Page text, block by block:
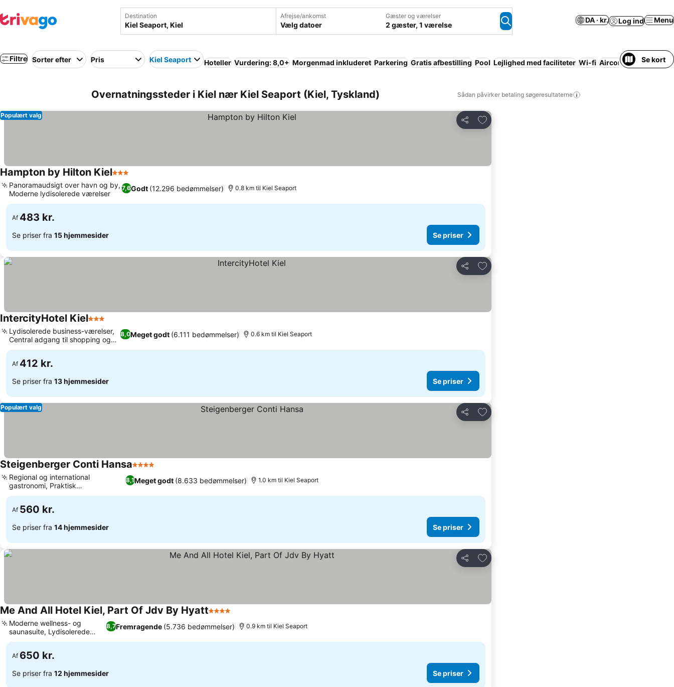
Destination Afrejse/ankomst
Vælg datoer
Gæster og værelser
2 gæster, 1 værelse
DA · kr. Log ind Menu
Filtre Sorter efter Pris Kiel Seaport Hoteller Vurdering: 8,0+ Morgenmad inkluderet Parkering Gratis afbestilling Pool Lejlighed med faciliteter Wi-fi AirconditionSe kort
Overnatningssteder i Kiel nær Kiel Seaport (Kiel, Tyskland) Sådan påvirker betaling søgeresultaterne
Del
Føj til favoritter
Populært valg
Hampton by Hilton Kiel3 Stjerner
7,6Godt (12.296 bedømmelser)
Panoramaudsigt over havn og by,
Moderne lydisolerede værelser
0.8 km til Kiel Seaport
Af 483 kr.
Se priser fra 15 hjemmesider Se priser
Del
Føj til favoritter
IntercityHotel Kiel3 Stjerner
8,0Meget godt (6.111 bedømmelser)
Lydisolerede business-værelser,
Central adgang til shopping og
fritid
0.6 km til Kiel Seaport
Af 412 kr.
Se priser fra 13 hjemmesider Se priser
Del
Føj til favoritter
Populært valg
Steigenberger Conti Hansa4 Stjerner
8,1Meget godt (8.633 bedømmelser)
Regional og international
gastronomi, Praktisk
parkeringskælder på stedet
1.0 km til Kiel Seaport
Af 560 kr.
Se priser fra 14 hjemmesider Se priser
Del
Føj til favoritter
Me And All Hotel Kiel, Part Of Jdv By Hyatt4 Stjerner
8,7Fremragende (5.736 bedømmelser)
Moderne wellness- og
saunasuite, Lydisolerede
byværelser
0.9 km til Kiel Seaport
Af 650 kr.
Se priser fra 12 hjemmesider Se priser